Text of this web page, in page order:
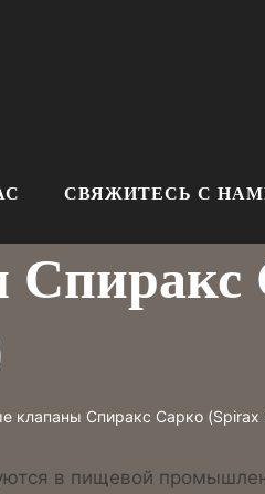
СВЯЖИТЕСЬ С
клапаны Спиракс Сарко (Spirax
в пищевой